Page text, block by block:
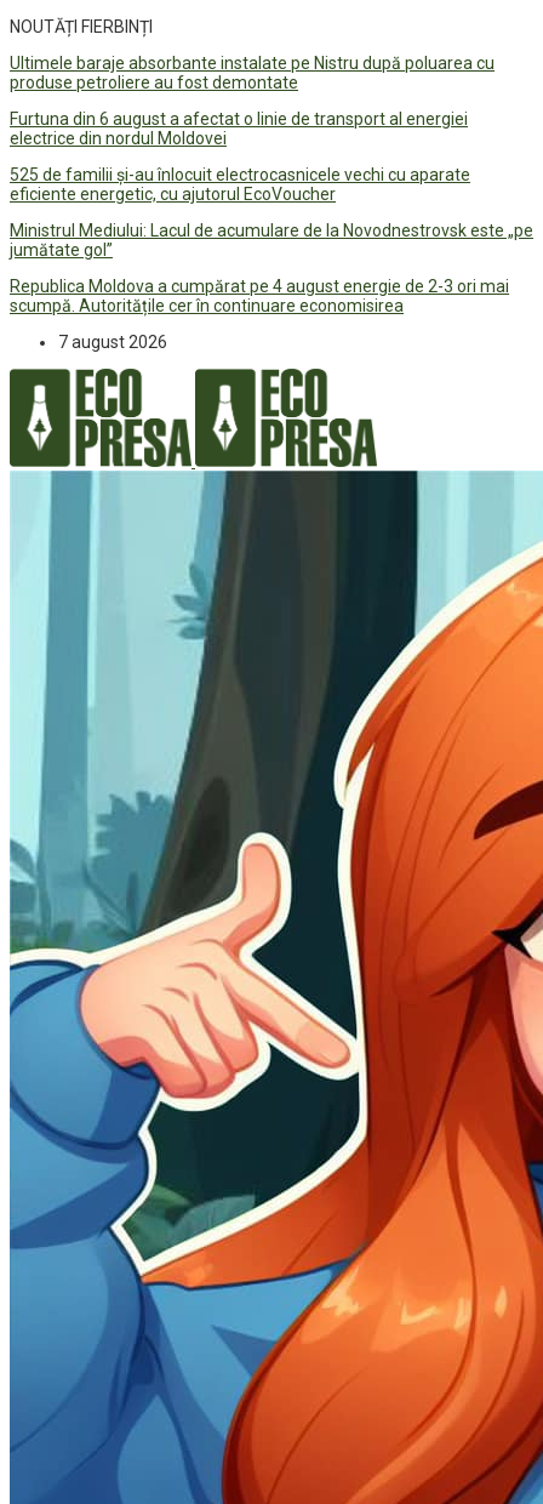
NOUTĂȚI FIERBINȚI
Ultimele baraje absorbante instalate pe Nistru după poluarea cu
produse petroliere au fost demontate
Furtuna din 6 august a afectat o linie de transport al energiei
electrice din nordul Moldovei
525 de familii și-au înlocuit electrocasnicele vechi cu aparate
eficiente energetic, cu ajutorul EcoVoucher
Ministrul Mediului: Lacul de acumulare de la Novodnestrovsk este „pe
jumătate gol”
Republica Moldova a cumpărat pe 4 august energie de 2-3 ori mai
scumpă. Autoritățile cer în continuare economisirea
7 august 2026